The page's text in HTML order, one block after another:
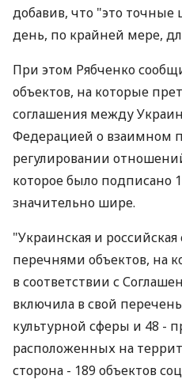
добавив, что "это
день, по крайней мере,
При этом Рябченко
объектов, на которые
соглашения между
Федерацией о взаимном
регулировании
которое было подписано
значительно шире.
"Украинская и
перечнями объектов, на
в соответствии с
включила в свой
культурной сферы и 48 -
расположенных на
сторона - 189 объектов